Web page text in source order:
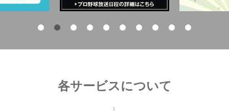
各サービスについて